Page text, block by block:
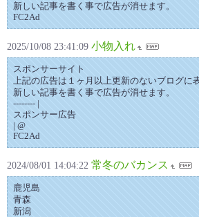
新しい記事を書く事で広告が消せます。
FC2Ad
2025/10/08 23:41:09 小物入れ
スポンサーサイト
上記の広告は１ヶ月以上更新のないブログに
新しい記事を書く事で広告が消せます。
-------- |
スポンサー広告
| @
FC2Ad
2024/08/01 14:04:22 常冬のバカンス
鹿児島
青森
新潟